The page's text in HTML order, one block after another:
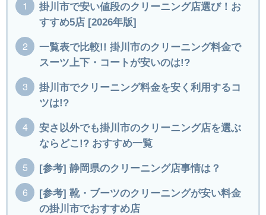
掛川市で安い値段のクリーニング店選び！お
すすめ5店 [2026年版]
一覧表で比較!! 掛川市のクリーニング料金で
スーツ上下・コートが安いのは!?
掛川市でクリーニング料金を安く利用するコ
ツは!?
安さ以外でも掛川市のクリーニング店を選ぶ
ならどこ!? おすすめ一覧
[参考] 静岡県のクリーニング店事情は？
[参考] 靴・ブーツのクリーニングが安い料金
の掛川市でおすすめ店